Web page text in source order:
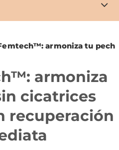
armoniza tu
armoniza
cicatrices
recuperación